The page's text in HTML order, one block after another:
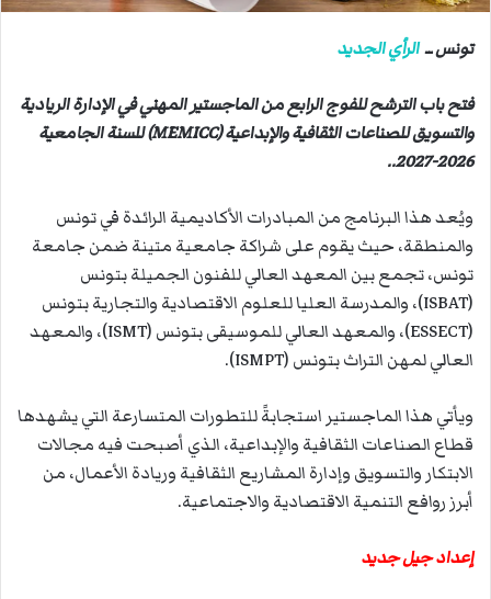
ل
و
ن
تونس ــالرأي الجديد
فتح باب الترشح للفوج الرابع من الماجستير المهني في الإدارة الريادية
والتسويق للصناعات الثقافية والإبداعية (MEMICC) للسنة الجامعية
2026-2027..
ويُعد هذا البرنامج من المبادرات الأكاديمية الرائدة في تونس
والمنطقة، حيث يقوم على شراكة جامعية متينة ضمن جامعة
تونس، تجمع بين المعهد العالي للفنون الجميلة بتونس
(ISBAT)، والمدرسة العليا للعلوم الاقتصادية والتجارية بتونس
(ESSECT)، والمعهد العالي للموسيقى بتونس (ISMT)، والمعهد
العالي لمهن التراث بتونس (ISMPT).
ويأتي هذا الماجستير استجابةً للتطورات المتسارعة التي يشهدها
قطاع الصناعات الثقافية والإبداعية، الذي أصبحت فيه مجالات
الابتكار والتسويق وإدارة المشاريع الثقافية وريادة الأعمال، من
أبرز روافع التنمية الاقتصادية والاجتماعية.
إعداد جيل جديد